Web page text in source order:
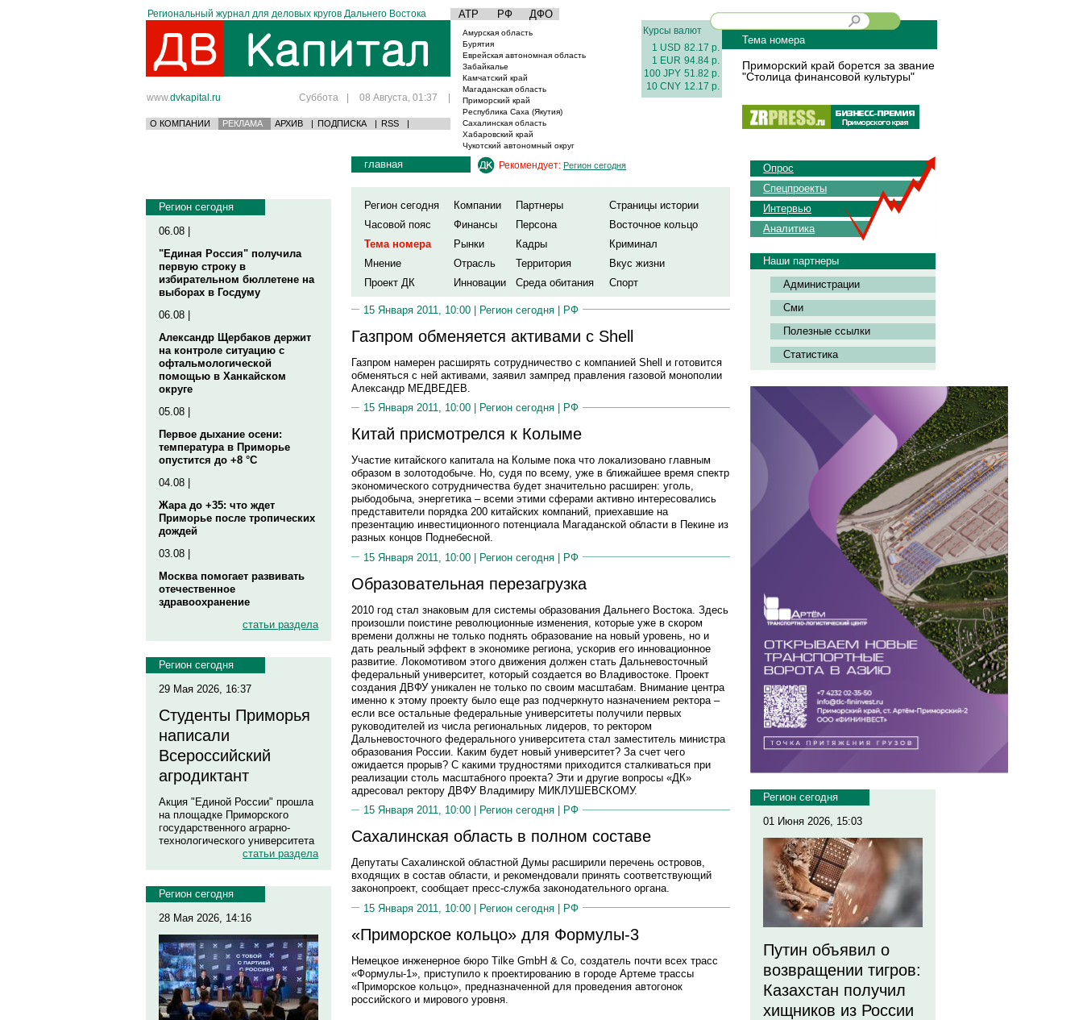
Региональный журнал для деловых кругов Дальнего Востока АТР РФ ДФО
www.dvkapital.ru Суббота | 08 Августа, 01:37 |
О КОМПАНИИ РЕКЛАМА АРХИВ | ПОДПИСКА | RSS |
Амурская область
Бурятия
Еврейская автономная область
Забайкалье
Камчатский край
Магаданская область
Приморский край
Республика Саха (Якутия)
Сахалинская область
Хабаровский край
Чукотский автономный округ
Курсы валют
1 USD 82.17 р.
1 EUR 94.84 р.
100 JPY 51.82 р.
10 CNY 12.17 р.
Тема номера
Приморский край борется за звание
"Столица финансовой культуры"
Регион сегодня
06.08 |
"Единая Россия" получила
первую строку в
избирательном бюллетене на
выборах в Госдуму
06.08 |
Александр Щербаков держит
на контроле ситуацию с
офтальмологической
помощью в Ханкайском
округе
05.08 |
Первое дыхание осени:
температура в Приморье
опустится до +8 °C
04.08 |
Жара до +35: что ждет
Приморье после тропических
дождей
03.08 |
Москва помогает развивать
отечественное
здравоохранение
статьи раздела
Регион сегодня
29 Мая 2026, 16:37
Студенты Приморья
написали
Всероссийский
агродиктант
Акция "Единой России" прошла
на площадке Приморского
государственного аграрно-
технологического университета
статьи раздела
Регион сегодня
28 Мая 2026, 14:16
главная Рекомендует: Регион сегодня
Регион сегодня Компании Партнеры
Страницы истории
Часовой пояс
Финансы Персона
Восточное кольцо
Тема номера
Рынки Кадры
Криминал
Мнение
Отрасль Территория
Вкус жизни
Проект ДК
Инновации Среда обитания Спорт
15 Января 2011, 10:00 | Регион сегодня | РФ
Газпром обменяется активами с Shell
Газпром намерен расширять сотрудничество с компанией Shell и готовится
обменяться с ней активами, заявил зампред правления газовой монополии
Александр МЕДВЕДЕВ.
15 Января 2011, 10:00 |
Регион сегодня РФ
Китай присмотрелся к Колыме
Участие китайского капитала на Колыме пока что локализовано главным
образом в золотодобыче. Но, судя по всему, уже в ближайшее время спектр
экономического сотрудничества будет значительно расширен: уголь,
рыбодобыча, энергетика – всеми этими сферами активно интересовались
представители порядка 200 китайских компаний, приехавшие на
презентацию инвестиционного потенциала Магаданской области в Пекине из
разных концов Поднебесной.
15 Января 2011, 10:00 | Регион сегодня | РФ
Образовательная перезагрузка
2010 год стал знаковым для системы образования Дальнего Востока. Здесь
произошли поистине революционные изменения, которые уже в скором
времени должны не только поднять образование на новый уровень, но и
дать реальный эффект в экономике региона, ускорив его инновационное
развитие. Локомотивом этого движения должен стать Дальневосточный
федеральный университет, который создается во Владивостоке. Проект
создания ДВФУ уникален не только по своим масштабам. Внимание центра
именно к этому проекту было еще раз подчеркнуто назначением ректора –
если все остальные федеральные университеты получили первых
руководителей из числа региональных лидеров, то ректором
Дальневосточного федерального университета стал заместитель министра
образования России. Каким будет новый университет? За счет чего
ожидается прорыв? С какими трудностями приходится сталкиваться при
реализации столь масштабного проекта? Эти и другие вопросы «ДК»
адресовал ректору ДВФУ Владимиру МИКЛУШЕВСКОМУ.
15 Января 2011, 10:00 |
Регион сегодня РФ
Сахалинская область в полном составе
Депутаты Сахалинской областной Думы расширили перечень островов,
входящих в состав области, и рекомендовали принять соответствующий
законопроект, сообщает пресс-служба законодательного органа.
15 Января 2011, 10:00 | Регион сегодня | РФ
«Приморское кольцо» для Формулы-3
Немецкое инженерное бюро Tilke GmbH & Co, создатель почти всех трасс
«Формулы-1», приступило к проектированию в городе Артеме трассы
«Приморское кольцо», предназначенной для проведения автогонок
российского и мирового уровня.
Опрос
Спецпроекты
Интервью
Аналитика
Наши партнеры
Администрации
Сми
Полезные ссылки
Статистика
Регион сегодня
01 Июня 2026, 15:03
Путин объявил о
возвращении тигров:
Казахстан получил
хищников из России